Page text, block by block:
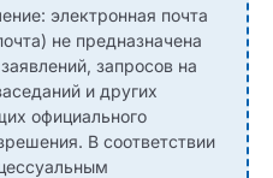
электронная почта
не предназначена
запросов на
и других
официального
В соответствии